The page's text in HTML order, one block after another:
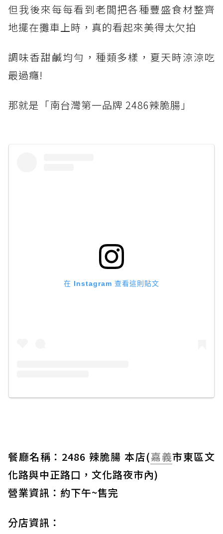
但我後來每每看到老闆把各種豐盛食材整齊
地擺在攤車上時，真的看起來美得太欠拍
調味香甜鹹均勻，種類多樣，夏天時涼涼吃
最過癮!
那就是「南台灣第一品牌 2486辣脆腸」
在 Instagram 查看這則貼文
餐廳名稱：2486 辣脆腸 本店(嘉義市東區文
化路與中正路口，文化路夜市內)
營業資訊：約下午~售完
分店資訊：